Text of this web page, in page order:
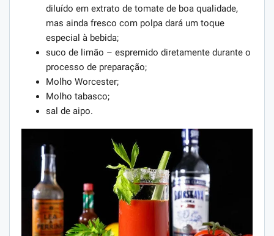
diluído em extrato de tomate de boa qualidade,
mas ainda fresco com polpa dará um toque
especial à bebida;
suco de limão – espremido diretamente durante o
processo de preparação;
Molho Worcester;
Molho tabasco;
sal de aipo.